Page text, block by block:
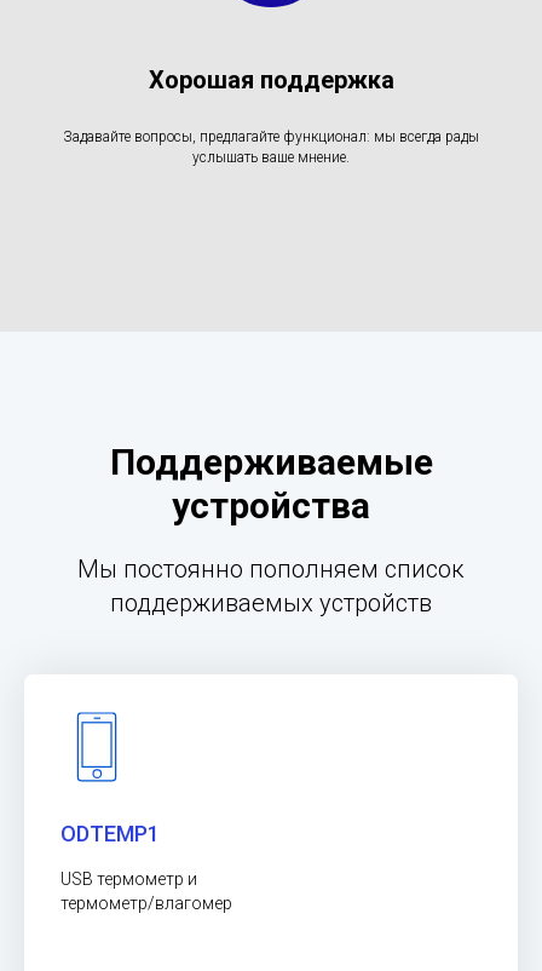
Хорошая поддержка
Задавайте вопросы, предлагайте функционал: мы всегда рады
услышать ваше мнение.
Поддерживаемые
устройства
Мы постоянно пополняем список
поддерживаемых устройств
ODTEMP1
USB термометр и
термометр/влагомер